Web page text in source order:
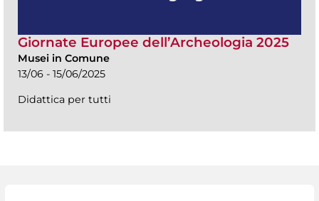
Giornate Europee dell’Archeologia 2025
Musei in Comune
13/06 - 15/06/2025
Didattica per tutti